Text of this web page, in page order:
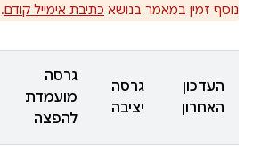
נוסף זמין במאמר בנושא כתיבת אימייל קודם.
העדכון
האחרון
גרסה
יציבה
גרסה
מועמדת
להפצה